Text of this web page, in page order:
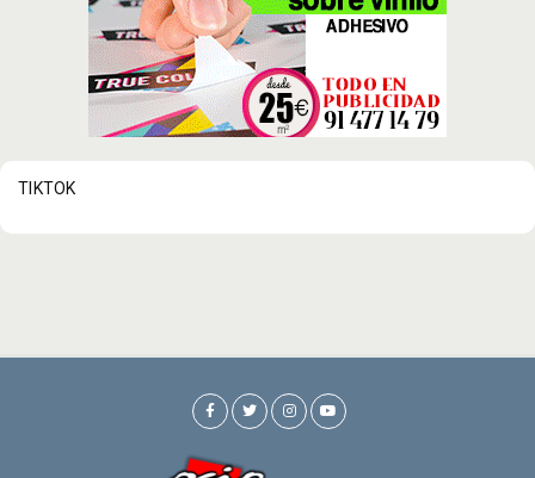
TIKTOK